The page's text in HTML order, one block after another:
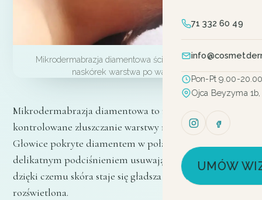
71 332 60 49
Pon-Pt 9.00-
Ojca Beyzyma 1b,
UMÓW
Mikrodermabrazja diamentowa ściera zrogowaciały
naskórek warstwa po warstwie.
Mikrodermabrazja diamentowa to mechaniczne,
kontrolowane złuszczanie warstwy rogowej naskórka.
Głowice pokryte diamentem w połączeniu z
delikatnym podciśnieniem usuwają martwy naskórek,
dzięki czemu skóra staje się gładsza i bardziej
rozświetlona.